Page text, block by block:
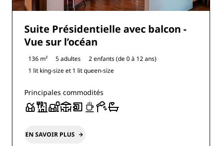
Suite Présidentielle avec balcon -
Vue sur l’océan
136 m² 5 adultes
2 enfants (de 0 à 12 ans)
1 lit king-size et 1 lit queen-size
Principales commodités
EN SAVOIR PLUS